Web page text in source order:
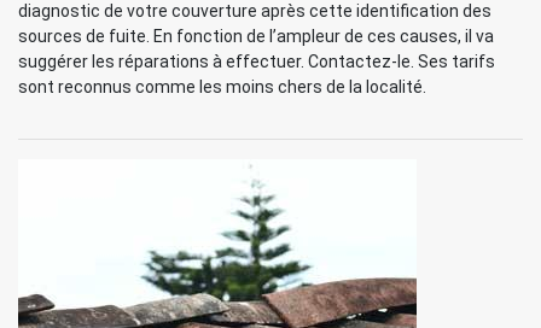
diagnostic de votre couverture après cette identification des
sources de fuite. En fonction de l’ampleur de ces causes, il va
suggérer les réparations à effectuer. Contactez-le. Ses tarifs
sont reconnus comme les moins chers de la localité.